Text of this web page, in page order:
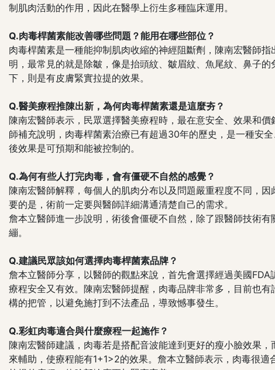
制肌肉活動的作用，因此在醫學上衍生多種臨床運用。
Q.肉毒桿菌素能改善哪些問題？能用在哪些部位？
肉毒桿菌素是一種能抑制肌肉收縮的神經阻斷劑，陳南宏醫師
明，最常見的就是除皺，像是抬頭紋、皺眉紋、魚尾紋、鼻子
下，則是有皮膚緊實拉提的效果。
Q.醫美療程推陳出新，為何肉毒桿菌素還是這麼夯？
陳南宏醫師表示，民眾選擇醫美療程時，最在意安全、效果和
師補充說明，肉毒桿菌素治療已有超過30年的歷史，是一種安
後效果是可預期和能被控制的。
Q.為何有些人打完肉毒，會有僵硬不自然的感覺？
陳南宏醫師解釋，每個人的肌肉分布以及問題嚴重程度不同，
要的是，術前一定要與醫師詳細溝通清楚自己的需求。
詹本立醫師進一步說明，術後會僵硬不自然，除了跟醫師技術
繃。
Q.建議民眾該如何選擇肉毒桿菌素品牌？
詹本立醫師分享，以醫師的觀點來說，首先會選擇經過美國
療程安全又有效。陳南宏醫師提醒，肉毒品牌非常多，目前也
構的把管，以避免施打到不法產品，導致憾事發生。
Q.彩虹肉毒適合與什麼療程一起施作？
陳南宏醫師建議，肉毒若是搭配音波能達到更好的瘦小臉效果
來輔助，使療程能有1+1>2的效果。詹本立醫師表示，肉毒很